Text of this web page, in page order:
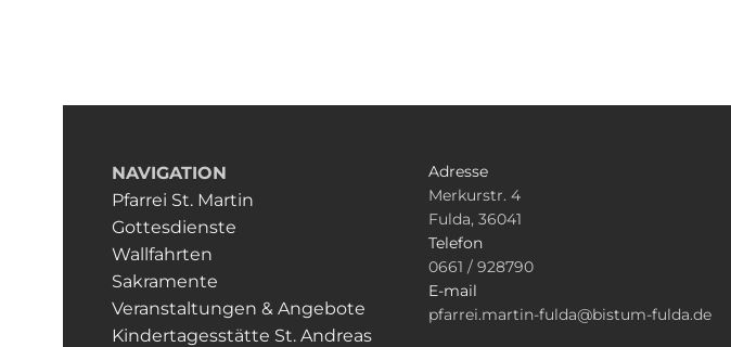
NAVIGATION
Pfarrei St. Martin
Gottesdienste
Wallfahrten
Sakramente
Veranstaltungen & Angebote
Kindertagesstätte St. Andreas
Adresse
Merkurstr. 4
Fulda, 36041
Telefon
0661 / 928790
E-mail
pfarrei.martin-fulda@bistum-fulda.de